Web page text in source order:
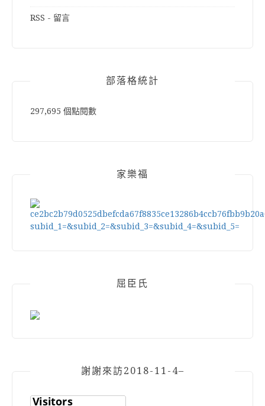
RSS - 留言
部落格統計
297,695 個點閱數
家樂福
屈臣氏
謝謝來訪2018-11-4–